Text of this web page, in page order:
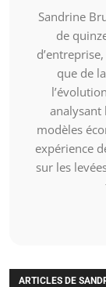
Sandrine
de
que de
analysant
modèles
expérience
sur les
ARTICLES DE